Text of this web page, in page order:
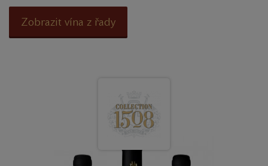
Zobrazit vína z řady